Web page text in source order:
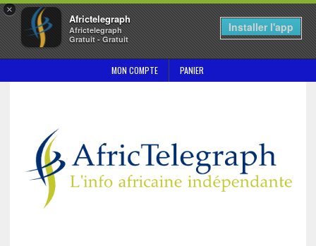
×
Africtelegraph
Africtelegraph
Gratuit - Gratuit
Installer l'app
MON COMPTE PANIER